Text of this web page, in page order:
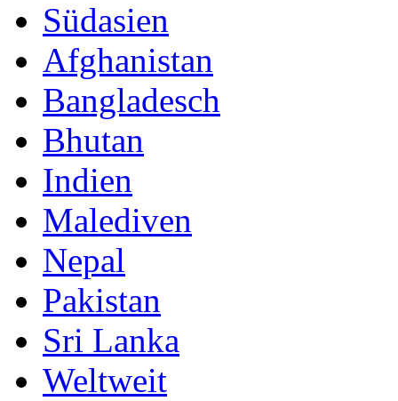
Südasien
Afghanistan
Bangladesch
Bhutan
Indien
Malediven
Nepal
Pakistan
Sri Lanka
Weltweit